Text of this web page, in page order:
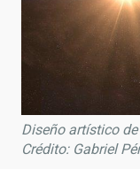
Diseño artístico
Crédito: Gabriel